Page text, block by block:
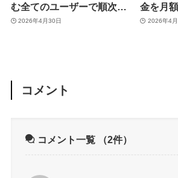
む全てのユーザーで順次利
用可能に ｰ 音楽以外の長尺
2026年4月30日
金を月
2026年4
コメント
コメント一覧 （2件）